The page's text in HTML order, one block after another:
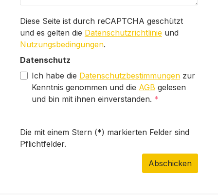
Diese Seite ist durch reCAPTCHA geschützt
und es gelten die Datenschutzrichtlinie und
Nutzungsbedingungen.
Datenschutz
Ich habe die Datenschutzbestimmungen zur
Kenntnis genommen und die AGB gelesen
und bin mit ihnen einverstanden. *
Die mit einem Stern (*) markierten Felder sind
Pflichtfelder.
Abschicken